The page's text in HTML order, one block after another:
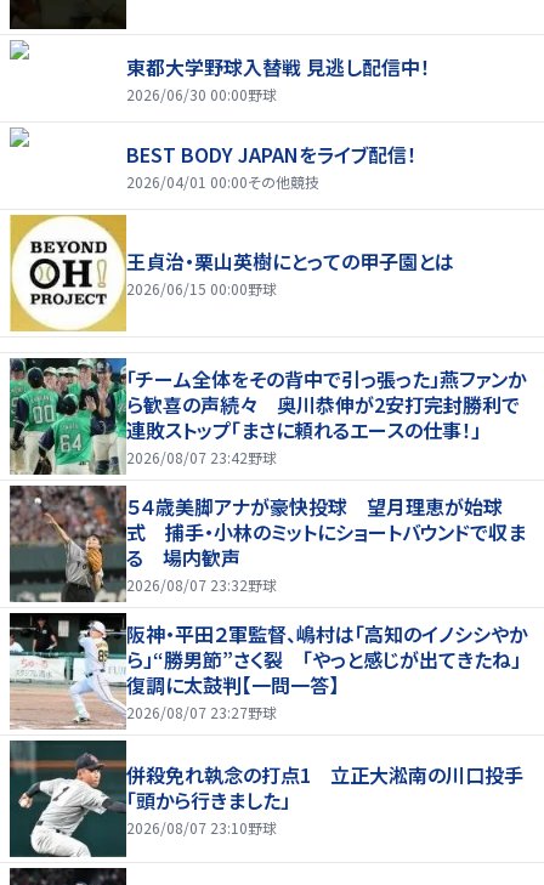
東都大学野球入替戦 見逃し配信中！
2026/06/30 00:00野球
BEST BODY JAPANをライブ配信！
2026/04/01 00:00その他競技
王貞治・栗山英樹にとっての甲子園とは
2026/06/15 00:00野球
「チーム全体をその背中で引っ張った」燕ファンか
ら歓喜の声続々 奥川恭伸が2安打完封勝利で
連敗ストップ「まさに頼れるエースの仕事！」
2026/08/07 23:42野球
５４歳美脚アナが豪快投球 望月理恵が始球
式 捕手・小林のミットにショートバウンドで収ま
る 場内歓声
2026/08/07 23:32野球
阪神・平田２軍監督、嶋村は「高知のイノシシやか
ら」“勝男節”さく裂 「やっと感じが出てきたね」
復調に太鼓判【一問一答】
2026/08/07 23:27野球
併殺免れ執念の打点1 立正大淞南の川口投手
「頭から行きました」
2026/08/07 23:10野球